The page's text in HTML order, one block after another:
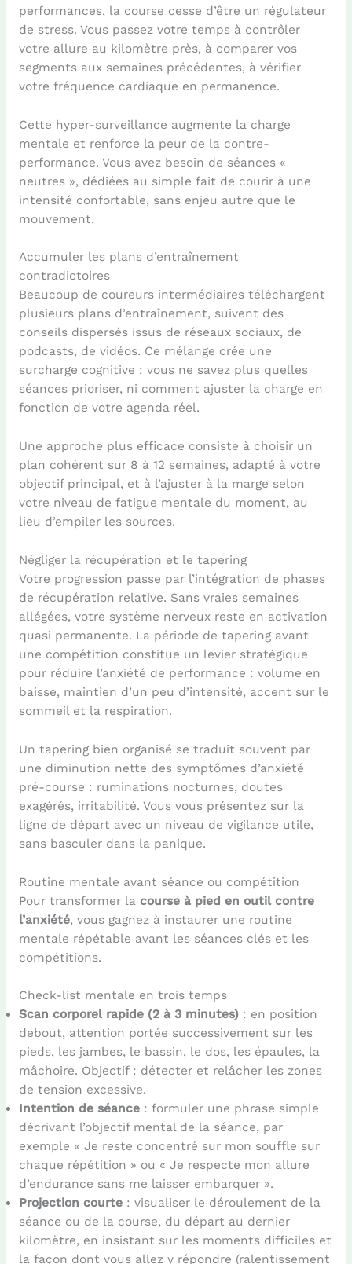
performances, la course cesse d’être un régulateur
de stress. Vous passez votre temps à contrôler
votre allure au kilomètre près, à comparer vos
segments aux semaines précédentes, à vérifier
votre fréquence cardiaque en permanence.
Cette hyper-surveillance augmente la charge
mentale et renforce la peur de la contre-
performance. Vous avez besoin de séances «
neutres », dédiées au simple fait de courir à une
intensité confortable, sans enjeu autre que le
mouvement.
Accumuler les plans d’entraînement
contradictoires
Beaucoup de coureurs intermédiaires téléchargent
plusieurs plans d’entraînement, suivent des
conseils dispersés issus de réseaux sociaux, de
podcasts, de vidéos. Ce mélange crée une
surcharge cognitive : vous ne savez plus quelles
séances prioriser, ni comment ajuster la charge en
fonction de votre agenda réel.
Une approche plus efficace consiste à choisir un
plan cohérent sur 8 à 12 semaines, adapté à votre
objectif principal, et à l’ajuster à la marge selon
votre niveau de fatigue mentale du moment, au
lieu d’empiler les sources.
Négliger la récupération et le tapering
Votre progression passe par l’intégration de phases
de récupération relative. Sans vraies semaines
allégées, votre système nerveux reste en activation
quasi permanente. La période de tapering avant
une compétition constitue un levier stratégique
pour réduire l’anxiété de performance : volume en
baisse, maintien d’un peu d’intensité, accent sur le
sommeil et la respiration.
Un tapering bien organisé se traduit souvent par
une diminution nette des symptômes d’anxiété
pré-course : ruminations nocturnes, doutes
exagérés, irritabilité. Vous vous présentez sur la
ligne de départ avec un niveau de vigilance utile,
sans basculer dans la panique.
Routine mentale avant séance ou compétition
Pour transformer la course à pied en outil contre
l’anxiété, vous gagnez à instaurer une routine
mentale répétable avant les séances clés et les
compétitions.
Check-list mentale en trois temps
Scan corporel rapide (2 à 3 minutes): en position
debout, attention portée successivement sur les
pieds, les jambes, le bassin, le dos, les épaules, la
mâchoire. Objectif : détecter et relâcher les zones
de tension excessive.
Intention de séance: formuler une phrase simple
décrivant l’objectif mental de la séance, par
exemple « Je reste concentré sur mon souffle sur
chaque répétition » ou « Je respecte mon allure
d’endurance sans me laisser embarquer ».
Projection courte: visualiser le déroulement de la
séance ou de la course, du départ au dernier
kilomètre, en insistant sur les moments difficiles et
la façon dont vous allez y répondre (ralentissement